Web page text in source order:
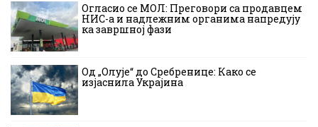
Огласио се МОЛ: Преговори са продавцем
НИС-а и надлежним органима напредују
ка завршној фази
Од „Олује“ до Сребренице: Како се
изјаснила Украјина